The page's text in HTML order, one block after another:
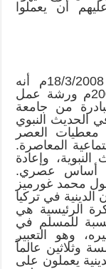
أن يعملوا
ذكرت جريدة الشرق الأوسط في 18/3/2008م أنه
انطلقت في تركيا منذ مطلع عام 2006م ورشة عمل
من جامعة
الحديث النبوي
العصر
المعاصرة.
وإعادة
أساس عصري.
محمد غورميز
في تركيا
الرئيسية هي
للمسلم في
وهو التعبير
وثلاثين عالماً
يعملون على